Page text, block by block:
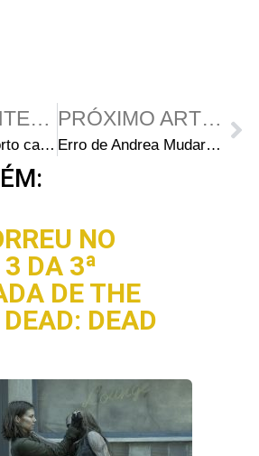
ARTIGO ANTERIOR
Tentativa de aborto causa polêmica
PRÓXIMO ARTIGO
Erro de Andrea Mudará Tudo
NO
3 DA 3ª
DE THE
DEAD